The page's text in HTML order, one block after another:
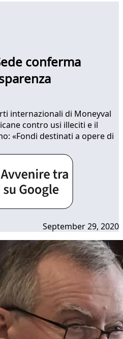
conferma
internazionali di Moneyval
contro usi illeciti e il
«Fondi destinati a opere di
September 29, 2020